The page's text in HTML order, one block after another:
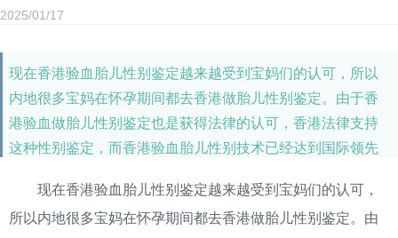
2025/01/17
现在香港验血胎儿性别鉴定越来越受到宝妈们的认可，所以
内地很多宝妈在怀孕期间都去香港做胎儿性别鉴定。由于香
港验血做胎儿性别鉴定也是获得法律的认可，香港法律支持
这种性别鉴定，而香港验血胎儿性别技术已经达到国际领先
定，今天就来跟大家说说。
现在香港验血胎儿性别鉴定越来越受到宝妈们的认可，
所以内地很多宝妈在怀孕期间都去香港做胎儿性别鉴定。由